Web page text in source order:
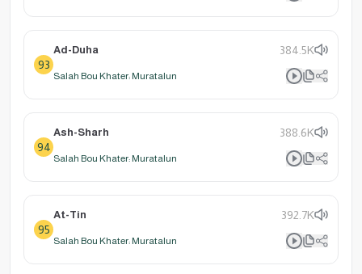
93
Ad-Duha 384.5K
Salah Bou Khater: Muratalun
94
Ash-Sharh 388.6K
Salah Bou Khater: Muratalun
95
At-Tin 392.7K
Salah Bou Khater: Muratalun